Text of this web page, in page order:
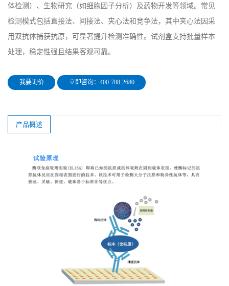
体检测）、生物研究（如细胞因子分析）及药物开发等领域。常见
检测模式包括直接法、间接法、夹心法和竞争法，其中夹心法因采
用双抗体捕获抗原，可显著提升检测准确性。试剂盒支持批量样本
处理，稳定性强且结果客观可靠。
我要询价 立即咨询：400-788-2680
产品概述